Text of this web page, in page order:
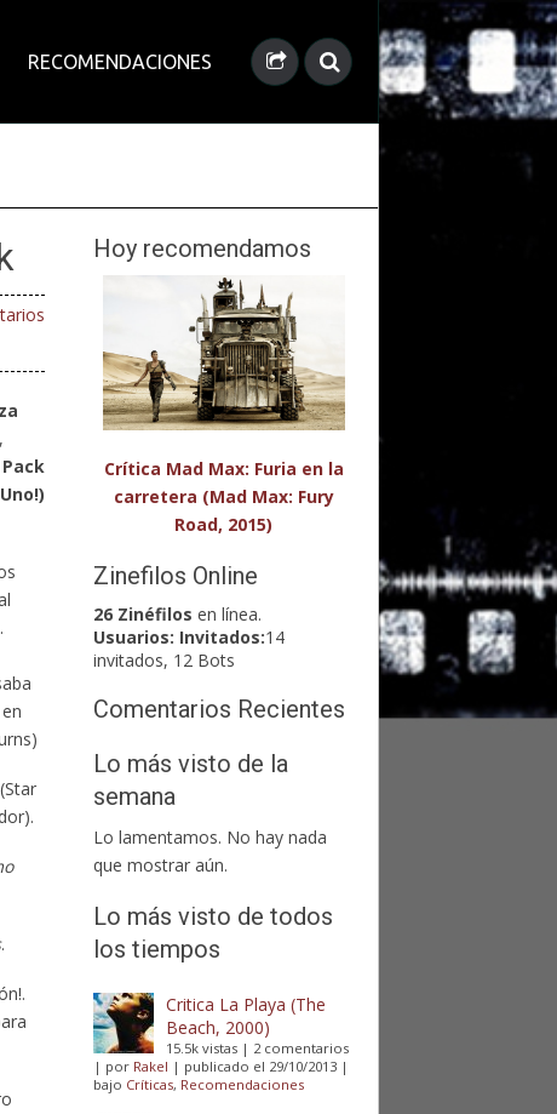
RECOMENDACIONES
,
.
Hoy recomendamos
Crítica Mad Max: Furia en la
carretera (Mad Max: Fury
Road, 2015)
Zinefilos Online
26 Zinéfilos en línea.
Usuarios: Invitados:14
invitados, 12 Bots
Comentarios Recientes
Lo más visto de la
semana
Lo lamentamos. No hay nada
que mostrar aún.
Lo más visto de todos
los tiempos
Critica La Playa (The
Beach, 2000)
15.5k vistas | 2 comentarios
| por Rakel | publicado el 29/10/2013 |
bajo Críticas, Recomendaciones